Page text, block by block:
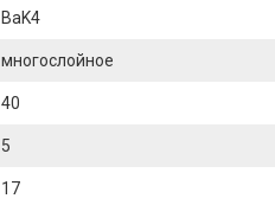
BaK4
многослойное
40
5
17